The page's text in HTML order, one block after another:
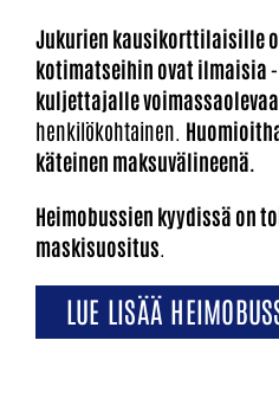
Jukurien kausikorttilaisille
kotimatseihin ovat ilmaisia
kuljettajalle
henkilökohtainen.
käteinen maksuvälineenä.
Heimobussien kyydissä on
maskisuositus
LUE LISÄÄ